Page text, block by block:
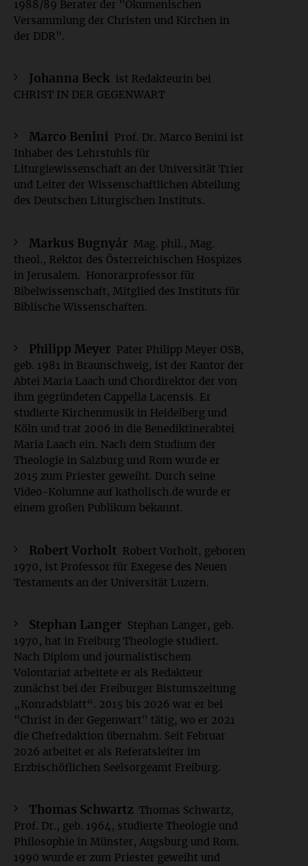
1988/89 Berater der "Ökumenischen
Versammlung der Christen und Kirchen in
der DDR".
Johanna Beck
ist Redakteurin bei
CHRIST IN DER GEGENWART
Marco Benini
Prof. Dr. Marco Benini ist
Inhaber des Lehrstuhls für
Liturgiewissenschaft an der Universität Trier
und Leiter der Wissenschaftlichen Abteilung
des Deutschen Liturgischen Instituts.
Markus Bugnyár
Mag. phil., Mag.
theol., Rektor des Österreichischen Hospizes
in Jerusalem. Honorarprofessor für
Bibelwissenschaft, Mitglied des Instituts für
Biblische Wissenschaften.
Philipp Meyer
Pater Philipp Meyer OSB,
geb. 1981 in Braunschweig, ist der Kantor der
Abtei Maria Laach und Chordirektor der von
ihm gegründeten Cappella Lacensis. Er
studierte Kirchenmusik in Heidelberg und
Köln und trat 2006 in die Benediktinerabtei
Maria Laach ein. Nach dem Studium der
Theologie in Salzburg und Rom wurde er
2015 zum Priester geweiht. Durch seine
Video-Kolumne auf katholisch.de wurde er
einem großen Publikum bekannt.
Robert Vorholt
Robert Vorholt, geboren
1970, ist Professor für Exegese des Neuen
Testaments an der Universität Luzern.
Stephan Langer
Stephan Langer, geb.
1970, hat in Freiburg Theologie studiert.
Nach Diplom und journalistischem
Volontariat arbeitete er als Redakteur
zunächst bei der Freiburger Bistumszeitung
„Konradsblatt“. 2015 bis 2026 war er bei
"Christ in der Gegenwart" tätig, wo er 2021
die Chefredaktion übernahm. Seit Februar
2026 arbeitet er als Referatsleiter im
Erzbischöflichen Seelsorgeamt Freiburg.
Thomas Schwartz Thomas Schwartz,
Prof. Dr., geb. 1964, studierte Theologie und
Philosophie in Münster, Augsburg und Rom.
1990 wurde er zum Priester geweiht und